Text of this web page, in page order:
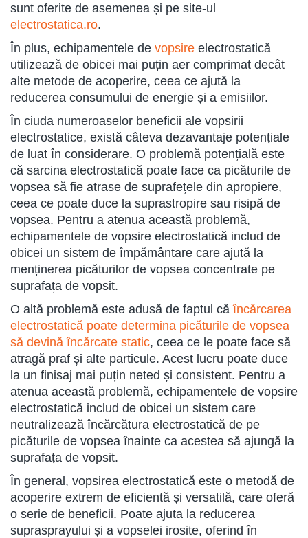
sunt oferite de asemenea și pe site-ul
electrostatica.ro.
În plus, echipamentele de vopsire electrostatică
utilizează de obicei mai puțin aer comprimat decât
alte metode de acoperire, ceea ce ajută la
reducerea consumului de energie și a emisiilor.
În ciuda numeroaselor beneficii ale vopsirii
electrostatice, există câteva dezavantaje potențiale
de luat în considerare. O problemă potențială este
că sarcina electrostatică poate face ca picăturile de
vopsea să fie atrase de suprafețele din apropiere,
ceea ce poate duce la suprastropire sau risipă de
vopsea. Pentru a atenua această problemă,
echipamentele de vopsire electrostatică includ de
obicei un sistem de împământare care ajută la
menținerea picăturilor de vopsea concentrate pe
suprafața de vopsit.
O altă problemă este adusă de faptul căîncărcarea
electrostatică poate determina picăturile de vopsea
să devină încărcate static, ceea ce le poate face să
atragă praf și alte particule. Acest lucru poate duce
la un finisaj mai puțin neted și consistent. Pentru a
atenua această problemă, echipamentele de vopsire
electrostatică includ de obicei un sistem care
neutralizează încărcătura electrostatică de pe
picăturile de vopsea înainte ca acestea să ajungă la
suprafața de vopsit.
În general, vopsirea electrostatică este o metodă de
acoperire extrem de eficientă și versatilă, care oferă
o serie de beneficii. Poate ajuta la reducerea
suprasprayului și a vopselei irosite, oferind în